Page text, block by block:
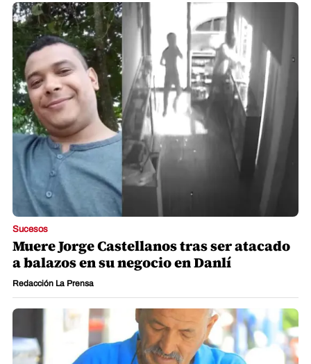
Sucesos
Muere Jorge Castellanos tras ser atacado
a balazos en su negocio en Danlí
Redacción La Prensa